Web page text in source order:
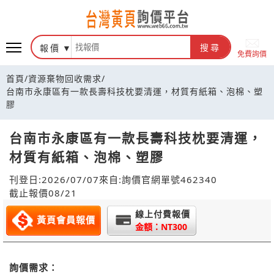
報價 搜尋
免費詢價
首頁/資源棄物回收需求/
台南市永康區有一款長壽科技枕要清運，材質有紙箱、泡棉、塑
膠
台南市永康區有一款長壽科技枕要清運，
材質有紙箱、泡棉、塑膠
刊登日:2026/07/07來自:詢價官網單號462340
截止報價08/21
黃頁會員報價
線上付費報價
金額：NT300
詢價需求：